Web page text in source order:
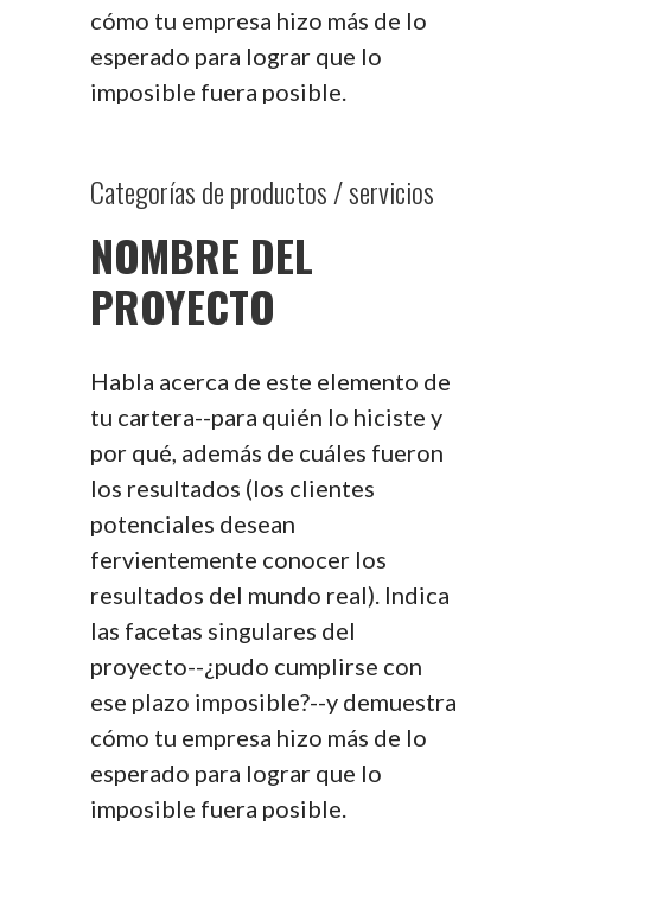
cómo tu empresa hizo más de lo
esperado para lograr que lo
imposible fuera posible.
Categorías de productos / servicios
NOMBRE DEL
PROYECTO
Habla acerca de este elemento de
tu cartera--para quién lo hiciste y
por qué, además de cuáles fueron
los resultados (los clientes
potenciales desean
fervientemente conocer los
resultados del mundo real). Indica
las facetas singulares del
proyecto--¿pudo cumplirse con
ese plazo imposible?--y demuestra
cómo tu empresa hizo más de lo
esperado para lograr que lo
imposible fuera posible.